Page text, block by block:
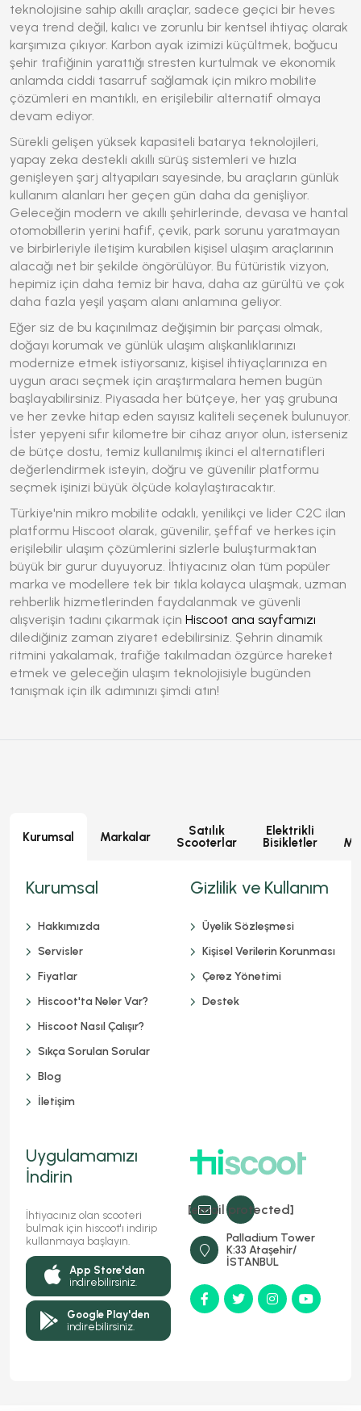
teknolojisine sahip akıllı araçlar, sadece geçici bir heves
veya trend değil, kalıcı ve zorunlu bir kentsel ihtiyaç olarak
karşımıza çıkıyor. Karbon ayak izimizi küçültmek, boğucu
şehir trafiğinin yarattığı stresten kurtulmak ve ekonomik
anlamda ciddi tasarruf sağlamak için mikro mobilite
çözümleri en mantıklı, en erişilebilir alternatif olmaya
devam ediyor.
Sürekli gelişen yüksek kapasiteli batarya teknolojileri,
yapay zeka destekli akıllı sürüş sistemleri ve hızla
genişleyen şarj altyapıları sayesinde, bu araçların günlük
kullanım alanları her geçen gün daha da genişliyor.
Geleceğin modern ve akıllı şehirlerinde, devasa ve hantal
otomobillerin yerini hafif, çevik, park sorunu yaratmayan
ve birbirleriyle iletişim kurabilen kişisel ulaşım araçlarının
alacağı net bir şekilde öngörülüyor. Bu fütüristik vizyon,
hepimiz için daha temiz bir hava, daha az gürültü ve çok
daha fazla yeşil yaşam alanı anlamına geliyor.
Eğer siz de bu kaçınılmaz değişimin bir parçası olmak,
doğayı korumak ve günlük ulaşım alışkanlıklarınızı
modernize etmek istiyorsanız, kişisel ihtiyaçlarınıza en
uygun aracı seçmek için araştırmalara hemen bugün
başlayabilirsiniz. Piyasada her bütçeye, her yaş grubuna
ve her zevke hitap eden sayısız kaliteli seçenek bulunuyor.
İster yepyeni sıfır kilometre bir cihaz arıyor olun, isterseniz
de bütçe dostu, temiz kullanılmış ikinci el alternatifleri
değerlendirmek isteyin, doğru ve güvenilir platformu
seçmek işinizi büyük ölçüde kolaylaştıracaktır.
Türkiye'nin mikro mobilite odaklı, yenilikçi ve lider C2C ilan
platformu Hiscoot olarak, güvenilir, şeffaf ve herkes için
erişilebilir ulaşım çözümlerini sizlerle buluşturmaktan
büyük bir gurur duyuyoruz. İhtiyacınız olan tüm popüler
marka ve modellere tek bir tıkla kolayca ulaşmak, uzman
rehberlik hizmetlerinden faydalanmak ve güvenli
alışverişin tadını çıkarmak için Hiscoot ana sayfamızı
dilediğiniz zaman ziyaret edebilirsiniz. Şehrin dinamik
ritmini yakalamak, trafiğe takılmadan özgürce hareket
etmek ve geleceğin ulaşım teknolojisiyle bugünden
tanışmak için ilk adımınızı şimdi atın!
Kurumsal Markalar
Satılık
Scooterlar
Elektrikli
Bisikletler
[email protected]
Palladium Tower
K:33 Ataşehir/
İSTANBUL
Kurumsal
Hakkımızda
Servisler
Fiyatlar
Hiscoot'ta Neler Var?
Hiscoot Nasıl Çalışır?
Sıkça Sorulan Sorular
Blog
İletişim
Gizlilik ve Kullanım
Üyelik Sözleşmesi
Kişisel Verilerin Korunması
Çerez Yönetimi
Destek
Uygulamamızı
İndirin
İhtiyacınız olan scooteri
bulmak için hiscoot'ı indirip
kullanmaya başlayın.
App Store'dan
indirebilirsiniz.
Google Play'den
indirebilirsiniz.